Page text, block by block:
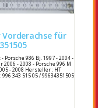
für
99634351505
986 Bj. 1997 - 2004 -
2006 - 2008 - Porsche 996 M
- 2008 Hersteller : HT
343 515 05 / 99634351505